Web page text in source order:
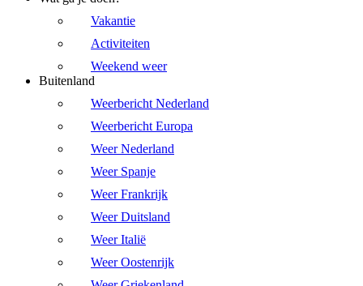
Vakantie
Activiteiten
Weekend weer
Buitenland
Weerbericht Nederland
Weerbericht Europa
Weer Nederland
Weer Spanje
Weer Frankrijk
Weer Duitsland
Weer Italië
Weer Oostenrijk